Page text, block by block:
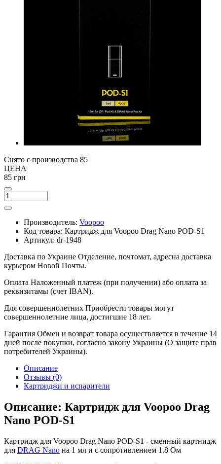
Снято с производства 85
ЦЕНА
85 грн
Производитель: Voopoo
Код товара: Картридж для Voopoo Drag Nano POD-S1
Артикул: dr-1948
Доставка по Украине Отделение, почтомат, адресна доставка
курьером Новой Почты.
Оплата Наложенный платеж (при получении) або оплата за
реквизитамы (счет IBAN).
Для совершеннолетних Приобрести товары могут
совершеннолетние лица, достигшие 18 лет.
Гарантия Обмен и возврат товара осуществляется в течение 14
дней после покупки, согласно закону Украины (О защите прав
потребителей Украины).
Описание
Отзывы (0)
Картриджи и испарители
Описание: Картридж для Voopoo Drag
Nano POD-S1
Картридж для Voopoo Drag Nano POD-S1 - сменный картнидж
для DRAG Nano на 1 мл и с сопротивлением 1.8 Ом